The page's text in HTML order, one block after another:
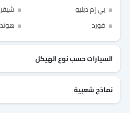
بي إم دبليو
فورد
السيارات حسب نوع الهيكل
نماذج شعبية
theشروط الاستخدامand سياسة